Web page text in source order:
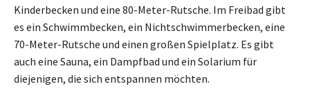
Kinderbecken und eine 80-Meter-Rutsche. Im Freibad gibt
es ein Schwimmbecken, ein Nichtschwimmerbecken, eine
70-Meter-Rutsche und einen großen Spielplatz. Es gibt
auch eine Sauna, ein Dampfbad und ein Solarium für
diejenigen, die sich entspannen möchten.